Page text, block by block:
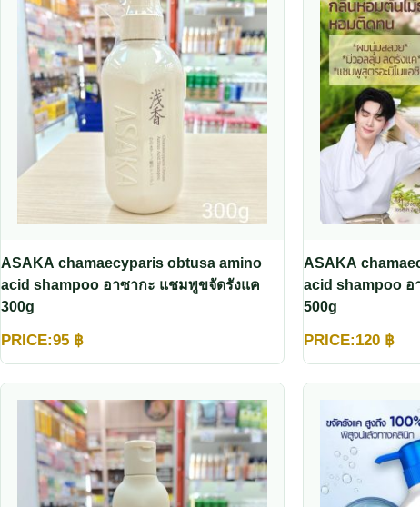
ASAKA chamaecyparis obtusa amino
acid shampoo อาซากะ แชมพูขจัดรังแค
300g
PRICE:95 ฿
ASAKA
acid shampoo
500g
PRICE:120 ฿